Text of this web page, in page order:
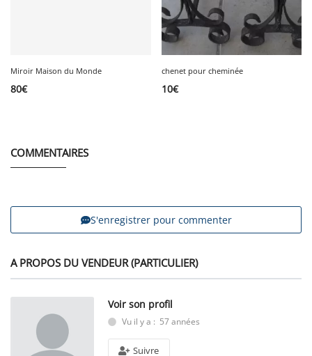
Miroir Maison du Monde
80€
chenet pour cheminée
10€
COMMENTAIRES
S'enregistrer pour commenter
A PROPOS DU VENDEUR (PARTICULIER)
Voir son profil
Vu il y a : 57 années
Suivre